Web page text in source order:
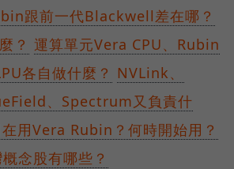
跟前一代Blackwell差在哪？
？ 運算單元Vera CPU、Rubin
各自做什麼？ NVLink、
、Spectrum又負責什
用Vera Rubin？何時開始用？
念股有哪些？